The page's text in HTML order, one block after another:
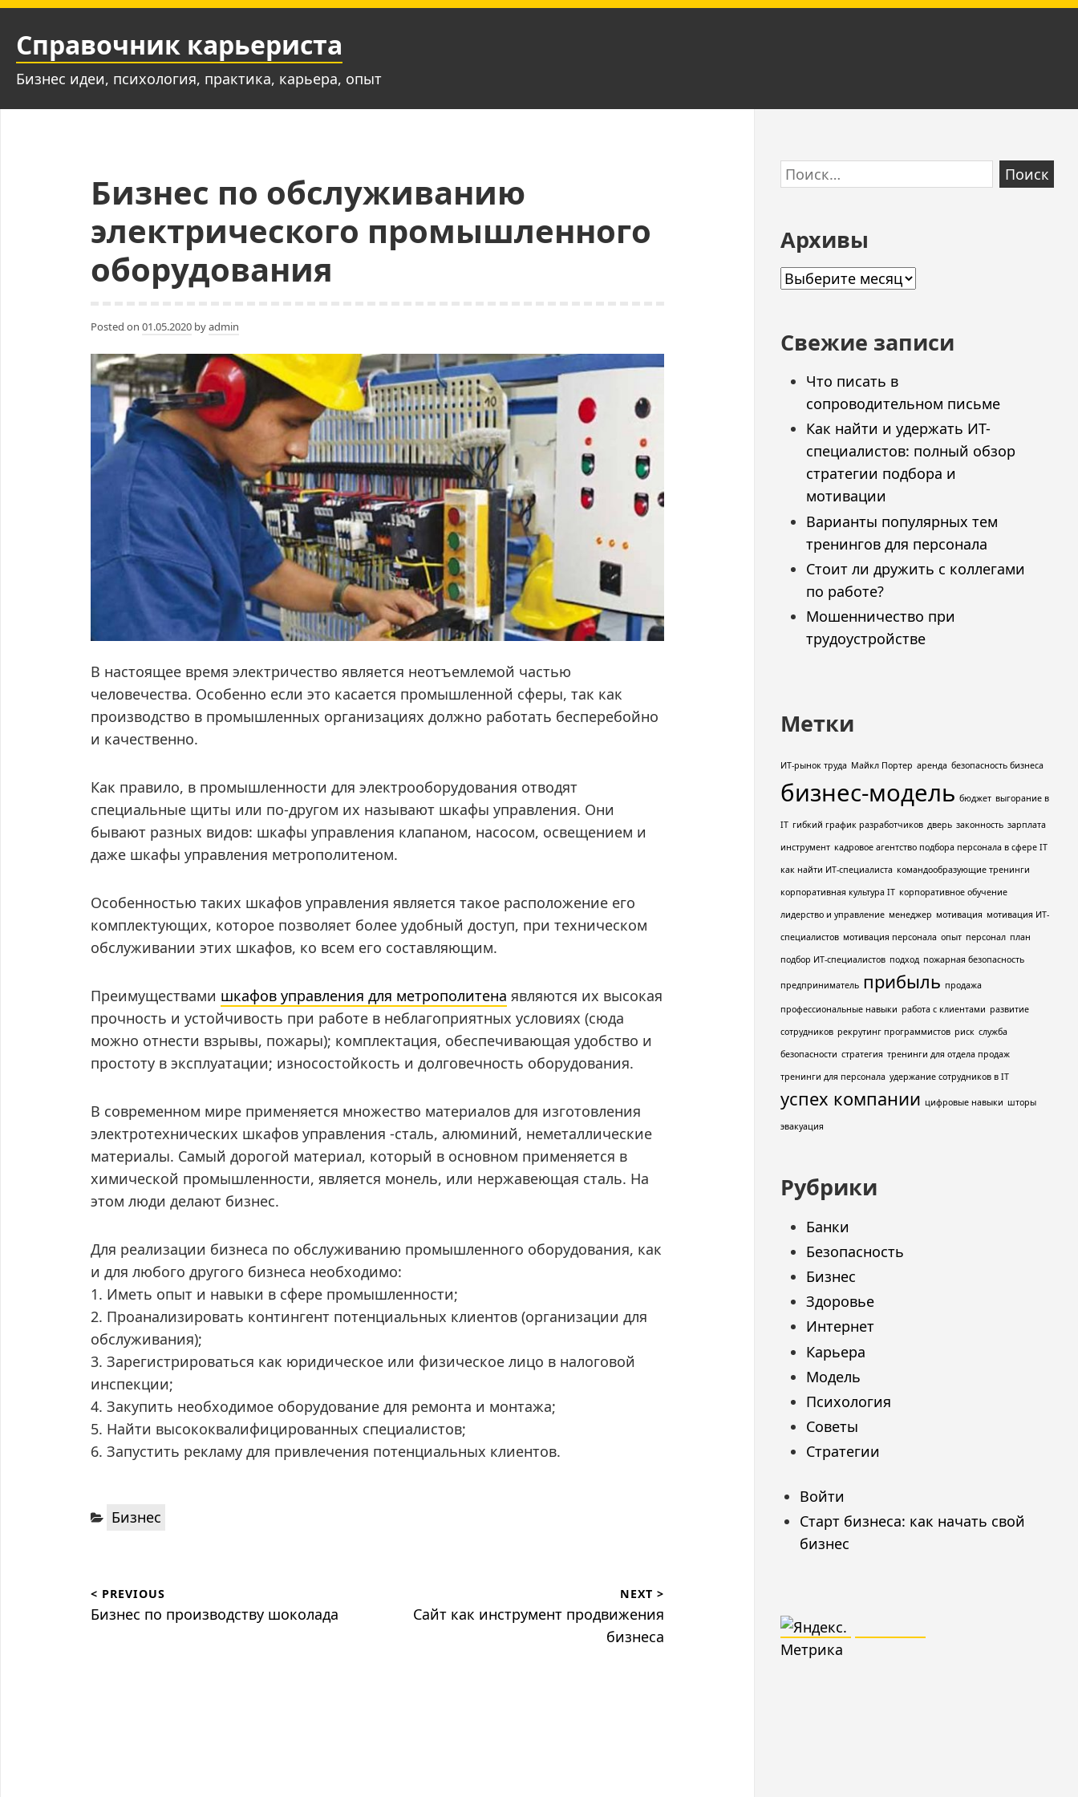
Skip
content
Справочник карьериста
Бизнес идеи, психология, практика, карьера, опыт
Бизнес по обслуживанию
электрического промышленного
оборудования
Posted on 01.05.2020 byadmin
В настоящее время электричество является неотъемлемой частью
человечества. Особенно если это касается промышленной сферы, так как
производство в промышленных организациях должно работать бесперебойно
и качественно.
Как правило, в промышленности для электрооборудования отводят
специальные щиты или по-другом их называют шкафы управления. Они
бывают разных видов: шкафы управления клапаном, насосом, освещением и
даже шкафы управления метрополитеном.
Особенностью таких шкафов управления является такое расположение его
комплектующих, которое позволяет более удобный доступ, при техническом
обслуживании этих шкафов, ко всем его составляющим.
Преимуществами шкафов управления для метрополитена являются их высокая
прочность и устойчивость при работе в неблагоприятных условиях (сюда
можно отнести взрывы, пожары); комплектация, обеспечивающая удобство и
простоту в эксплуатации; износостойкость и долговечность оборудования.
В современном мире применяется множество материалов для изготовления
электротехнических шкафов управления -сталь, алюминий, неметаллические
материалы. Самый дорогой материал, который в основном применяется в
химической промышленности, является монель, или нержавеющая сталь. На
этом люди делают бизнес.
Для реализации бизнеса по обслуживанию промышленного оборудования, как
и для любого другого бизнеса необходимо:
1. Иметь опыт и навыки в сфере промышленности;
2. Проанализировать контингент потенциальных клиентов (организации для
обслуживания);
3. Зарегистрироваться как юридическое или физическое лицо в налоговой
инспекции;
4. Закупить необходимое оборудование для ремонта и монтажа;
5. Найти высококвалифицированных специалистов;
6. Запустить рекламу для привлечения потенциальных клиентов.
Categories:
Бизнес
по
< PREVIOUS
Previous
Бизнес по производству шоколада
NEXT >
Next
Сайт как инструмент продвижения
бизнеса
Skip
to
Найти:
Архивы
Архивы
Свежие записи
Что писать в
сопроводительном письме
Как найти и удержать ИТ-
специалистов: полный обзор
стратегии подбора и
мотивации
Варианты популярных тем
тренингов для персонала
Стоит ли дружить с коллегами
по работе?
Мошенничество при
трудоустройстве
Метки
ИТ-рынок труда Майкл Портер аренда безопасность бизнеса
бизнес-модель бюджет выгорание в
IT гибкий график разработчиков дверь законность зарплата
инструмент кадровое агентство подбора персонала в сфере IT
как найти ИТ-специалиста командообразующие тренинги
корпоративная культура IT корпоративное обучение
лидерство и управление менеджер мотивация мотивация ИТ-
специалистов мотивация персонала опыт персонал план
подбор ИТ-специалистов подход пожарная безопасность
предприниматель прибыль продажа
профессиональные навыки работа с клиентами развитие
сотрудников рекрутинг программистов риск служба
безопасности стратегия тренинги для отдела продаж
тренинги для персонала удержание сотрудников в IT
успех компании цифровые навыки шторы
эвакуация
Рубрики
Банки
Безопасность
Бизнес
Здоровье
Интернет
Карьера
Модель
Психология
Советы
Стратегии
Войти
Старт бизнеса: как начать свой
бизнес